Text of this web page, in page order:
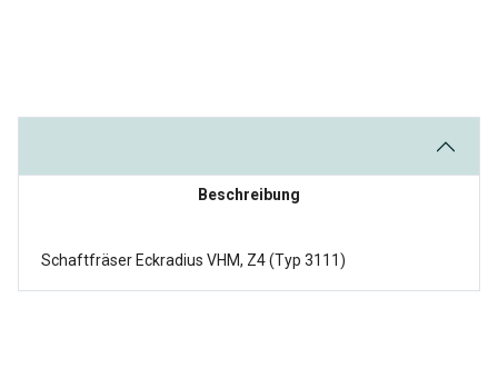
Beschreibung
Schaftfräser Eckradius VHM, Z4 (Typ 3111)